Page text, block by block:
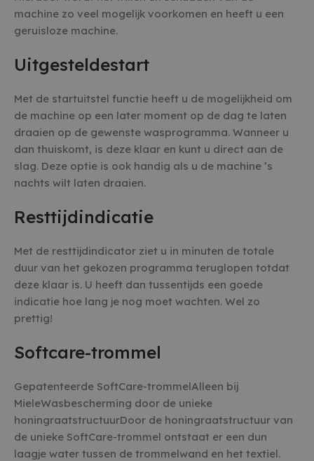
machine zo veel mogelijk voorkomen en heeft u een
geruisloze machine.
Uitgesteldestart
Met de startuitstel functie heeft u de mogelijkheid om
de machine op een later moment op de dag te laten
draaien op de gewenste wasprogramma. Wanneer u
dan thuiskomt, is deze klaar en kunt u direct aan de
slag. Deze optie is ook handig als u de machine ’s
nachts wilt laten draaien.
Resttijdindicatie
Met de resttijdindicator ziet u in minuten de totale
duur van het gekozen programma teruglopen totdat
deze klaar is. U heeft dan tussentijds een goede
indicatie hoe lang je nog moet wachten. Wel zo
prettig!
Softcare-trommel
Gepatenteerde SoftCare-trommelAlleen bij
MieleWasbescherming door de unieke
honingraatstructuurDoor de honingraatstructuur van
de unieke SoftCare-trommel ontstaat er een dun
laagje water tussen de trommelwand en het textiel.